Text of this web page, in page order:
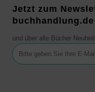
Jetzt zum
und über alle Bücher